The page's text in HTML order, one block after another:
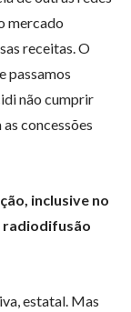
mercado
receitas. O
passamos
não cumprir
concessões
inclusive no
radiodifusão
estatal. Mas